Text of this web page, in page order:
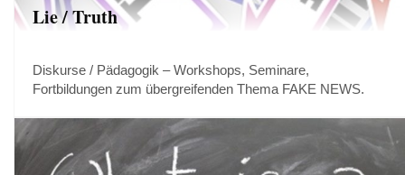
Lie / Truth
Diskurse / Pädagogik – Workshops, Seminare,
Fortbildungen zum übergreifenden Thema FAKE NEWS.